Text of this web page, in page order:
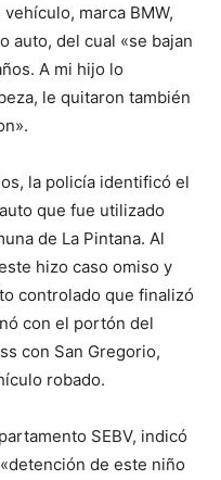
marca BMW,
auto, del cual «se bajan
A mi hijo lo
le quitaron también
la policía identificó el
que fue utilizado
de La Pintana. Al
hizo caso omiso y
controlado que finalizó
con el portón del
con San Gregorio,
robado.
SEBV, indicó
de este niño